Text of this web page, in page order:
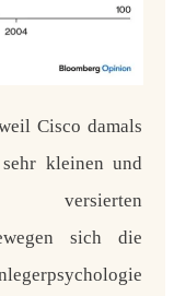
Cisco damals
kleinen und
versierten
sich die